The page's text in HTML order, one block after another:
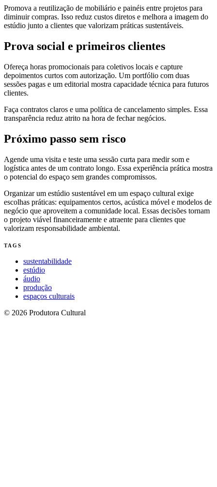
Promova a reutilização de mobiliário e painéis entre projetos para
diminuir compras. Isso reduz custos diretos e melhora a imagem do
estúdio junto a clientes que valorizam práticas sustentáveis.
Prova social e primeiros clientes
Ofereça horas promocionais para coletivos locais e capture
depoimentos curtos com autorização. Um portfólio com duas
sessões pagas e um editorial mostra capacidade técnica para futuros
clientes.
Faça contratos claros e uma política de cancelamento simples. Essa
transparência reduz atrito na hora de fechar negócios.
Próximo passo sem risco
Agende uma visita e teste uma sessão curta para medir som e
logística antes de um contrato longo. Essa experiência prática mostra
o potencial do espaço sem grandes compromissos.
Organizar um estúdio sustentável em um espaço cultural exige
escolhas práticas: equipamentos certos, acústica móvel e modelos de
negócio que aproveitem a comunidade local. Essas decisões tornam
o projeto viável financeiramente e atraente para clientes que
valorizam responsabilidade ambiental.
TAGS
sustentabilidade
estúdio
áudio
produção
espaços culturais
© 2026 Produtora Cultural